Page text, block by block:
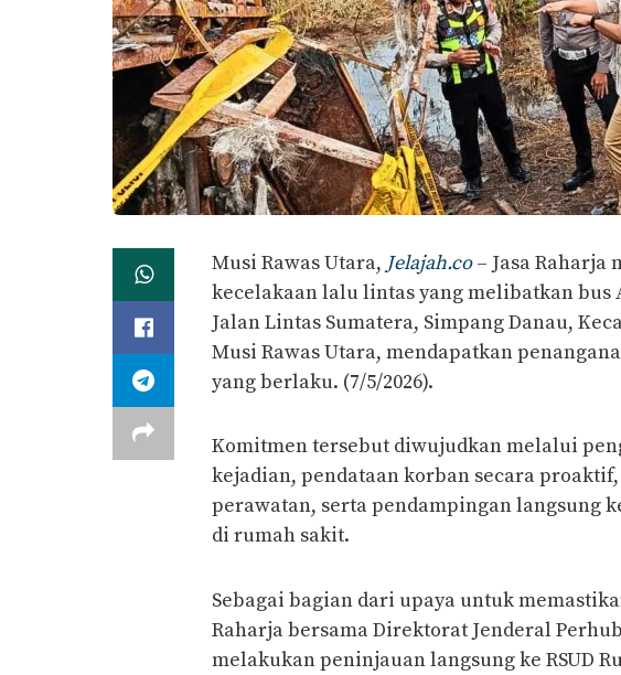
Musi Rawas Utara, Jelajah.co– Jasa Raharja
kecelakaan lalu lintas yang melibatkan bus
Jalan Lintas Sumatera, Simpang Danau,
Musi Rawas Utara, mendapatkan
yang berlaku. (7/5/2026).
Komitmen tersebut diwujudkan melalui
kejadian, pendataan korban secara
perawatan, serta pendampingan langsung
di rumah sakit.
Sebagai bagian dari upaya untuk
Raharja bersama Direktorat Jenderal
melakukan peninjauan langsung ke RSUD